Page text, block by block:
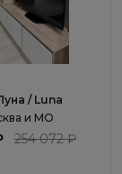
/ Luna
и МО
254 072 ₽